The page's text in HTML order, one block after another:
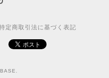
定商取引法に基づく表記